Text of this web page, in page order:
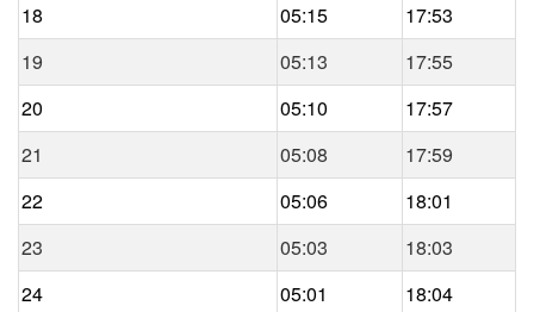
18
05:15
17:53
19
05:13
17:55
20
05:10
17:57
21
05:08
17:59
22
05:06
18:01
23
05:03
18:03
24
05:01
18:04